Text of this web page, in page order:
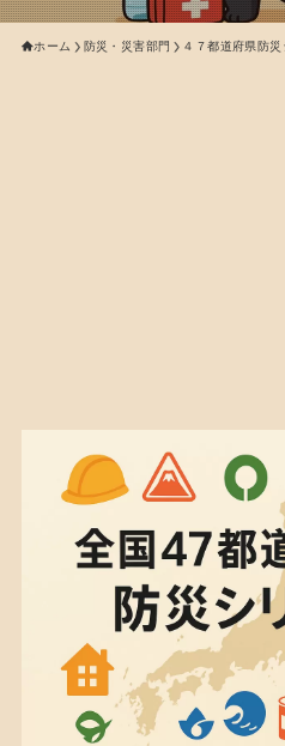
ホーム 防災・災害部門 ４７都道府県防